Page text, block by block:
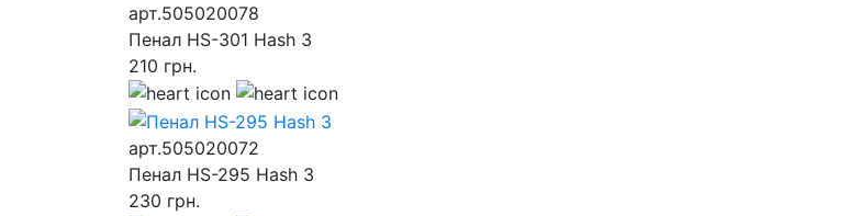
арт.505020078
Пенал HS-301 Hash 3
210 грн.
арт.505020072
Пенал HS-295 Hash 3
230 грн.